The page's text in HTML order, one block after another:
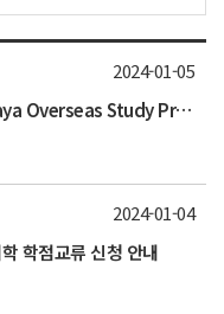
AUA(아시아대학연맹)-Universiti Malaya Overseas Study Program 참가학생 모집 안내
2024-01-05
학점교류 신청 안내
2024-01-04